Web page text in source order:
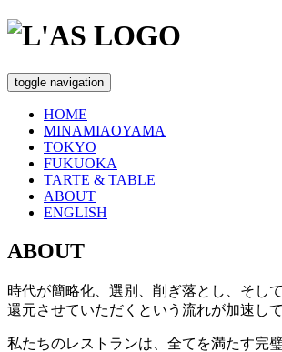
toggle navigation
HOME
MINAMIAOYAMA
TOKYO
FUKUOKA
TARTE & TABLE
ABOUT
ENGLISH
ABOUT
時代が簡略化、選別、削ぎ落とし、そし
還元させていただくという流れが加速し
私たちのレストランは、全てを満たす完